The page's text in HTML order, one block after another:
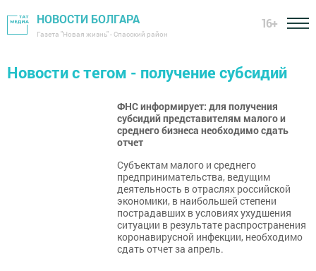
НОВОСТИ БОЛГАРА
Газета "Новая жизнь" - Спасский район
16+
Новости с тегом - получение субсидий
ФНС информирует: для получения
субсидий представителям малого и
среднего бизнеса необходимо сдать
отчет
Субъектам малого и среднего
предпринимательства, ведущим
деятельность в отраслях российской
экономики, в наибольшей степени
пострадавших в условиях ухудшения
ситуации в результате распространения
коронавирусной инфекции, необходимо
сдать отчет за апрель.